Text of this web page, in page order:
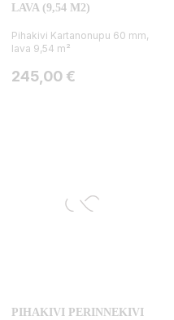
LAVA (9,54 M2)
Pihakivi Kartanonupu 60 mm,
lava 9,54 m²
Hinta
245,00 €
PIHAKIVI PERINNEKIVI